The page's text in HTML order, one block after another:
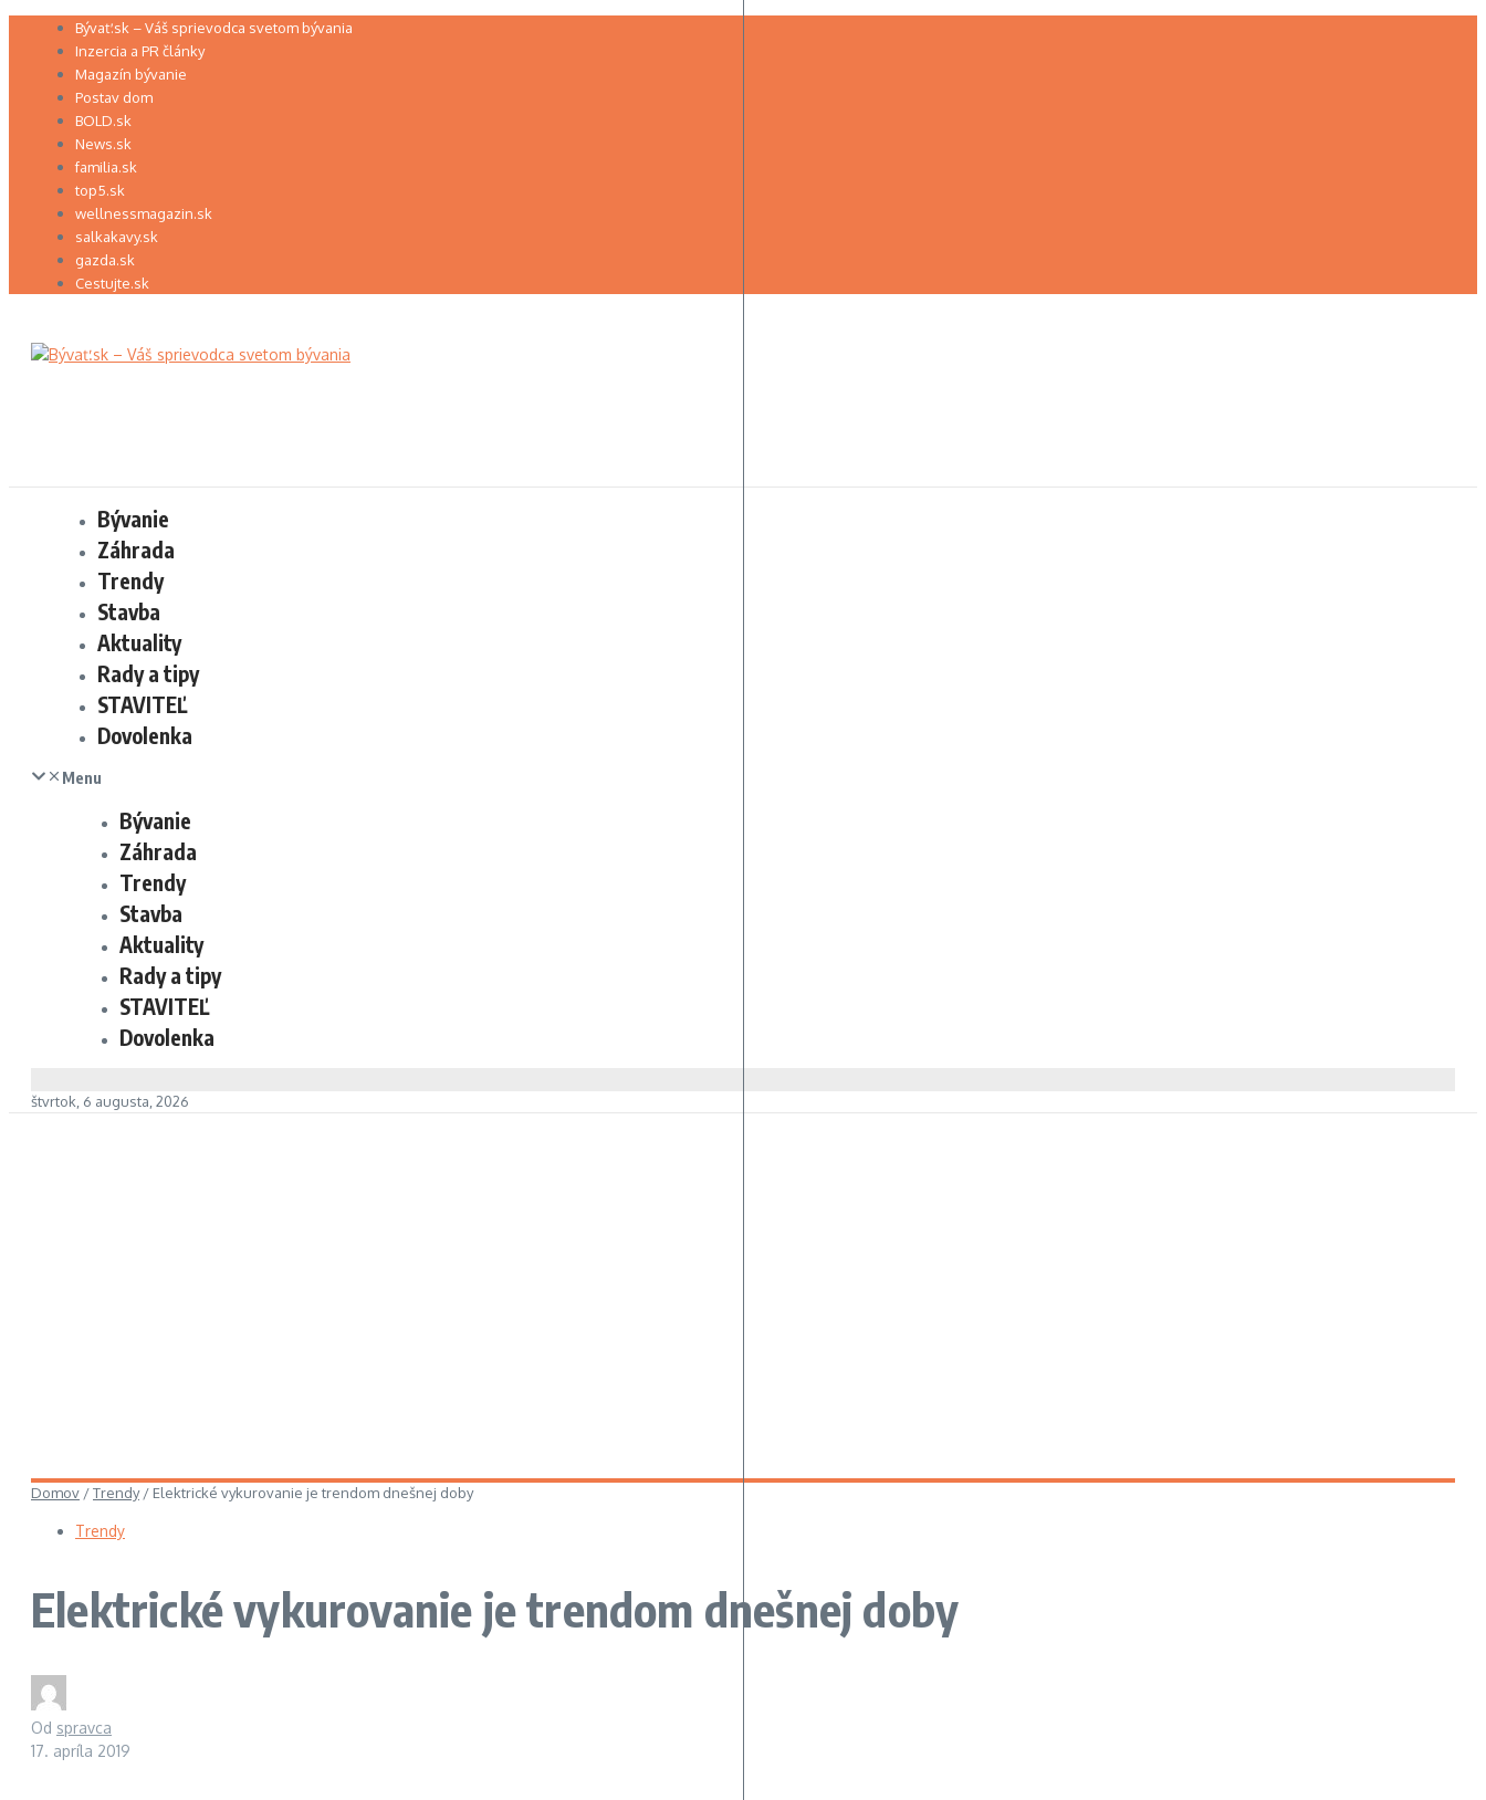
Preskočiť Bývať.sk – Váš sprievodca svetom bývania
Inzercia a PR články
Magazín bývanie
Postav dom
BOLD.sk
News.sk
familia.sk
top5.sk
wellnessmagazin.sk
salkakavy.sk
gazda.sk
Cestujte.sk
Bývanie
Záhrada
Trendy
Stavba
Aktuality
Rady a tipy
STAVITEĽ
Dovolenka
Menu
Bývanie
Záhrada
Trendy
Stavba
Aktuality
Rady a tipy
STAVITEĽ
Dovolenka
štvrtok, 6 augusta, 2026
Domov /Trendy/ Elektrické vykurovanie je trendom dnešnej doby
Trendy
Elektrické vykurovanie je trendom dnešnej doby
Od spravca
17. apríla 2019